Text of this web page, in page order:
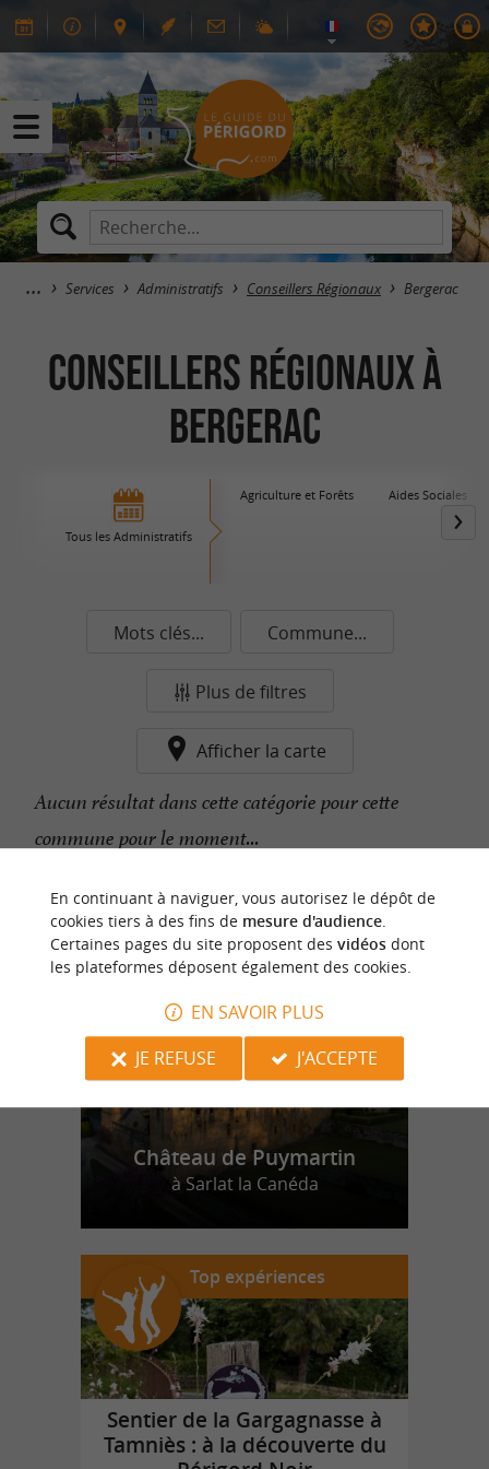
Services Administratifs Conseillers Régionaux Bergerac
Conseillers Régionaux à
Bergerac
Tous les Administratifs
Agriculture et Forêts Aides Sociales
Mots clés... Commune...
Plus de filtres
Afficher la carte
Aucun résultat dans cette catégorie pour cette
commune pour le moment...
n
o
t
r
e
c
o
u
p
d
e
c
o
e
u
r
Château de Puymartin
à Sarlat la Canéda
Top expériences
Sentier de la Gargagnasse à
Tamniès : à la découverte du
En continuant à naviguer, vous autorisez le dépôt de
cookies tiers à des fins de mesure d'audience.
Certaines pages du site proposent des vidéosdont
les plateformes déposent également des cookies.
EN SAVOIR PLUS
JE REFUSE
J'ACCEPTE